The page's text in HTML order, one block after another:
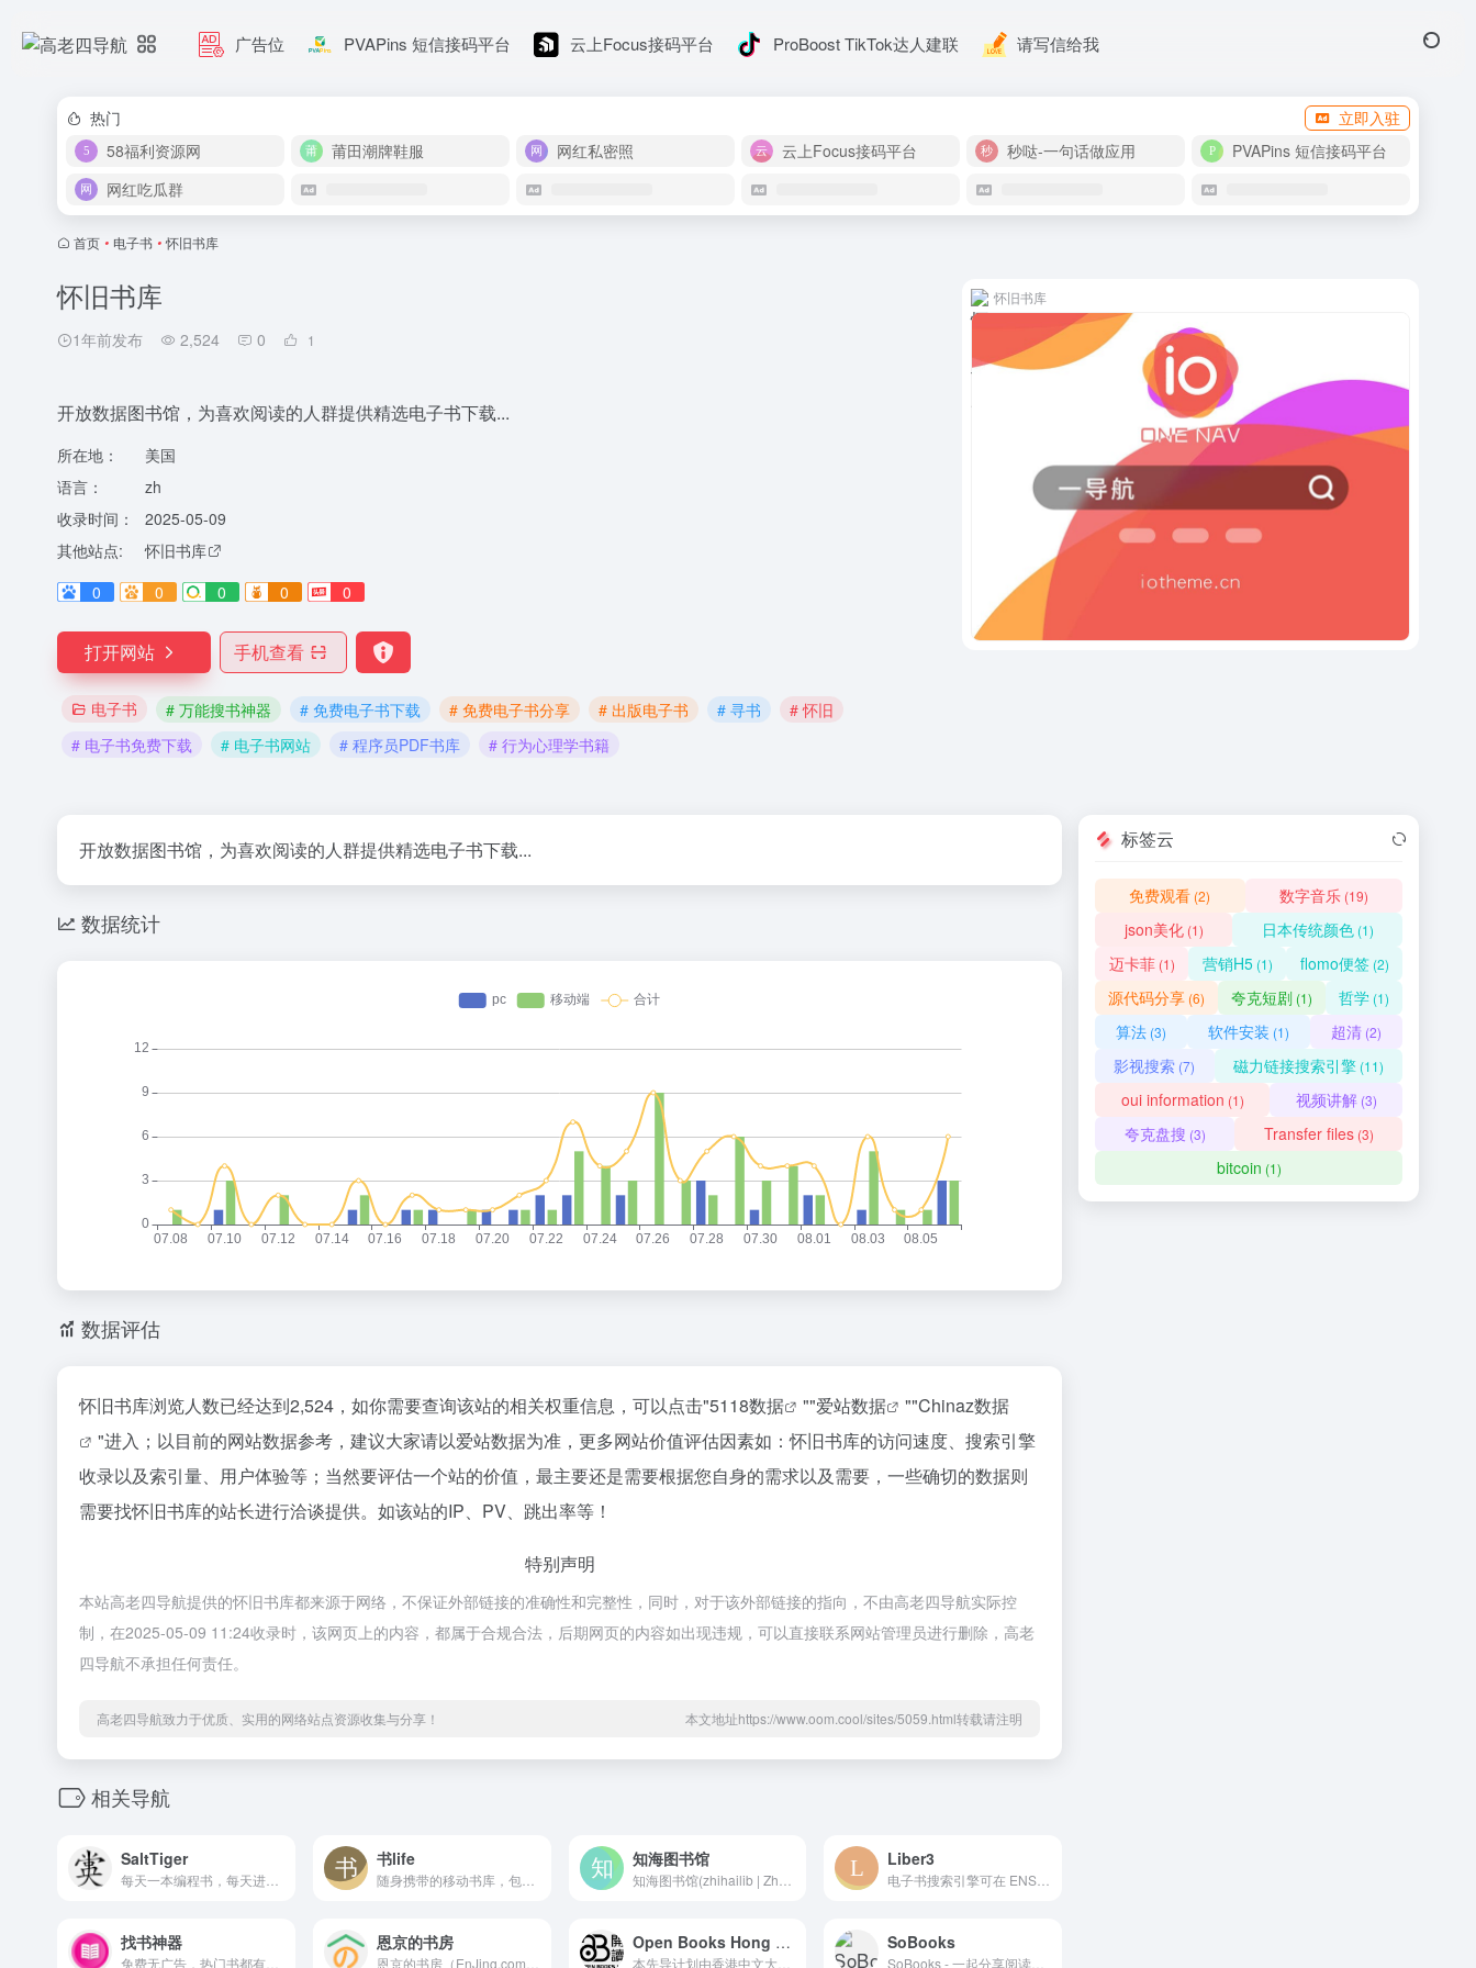
广告位 PVAPins 短信接码平台 云上Focus接码平台 ProBoost TikTok达人建联 请写信给我
热门
立即入驻
58福利资源网
莆田潮牌鞋服 网红私密照 云上Focus接码平台 秒哒-一句话做应用
PVAPins 短信接码平台
网红吃瓜群
首页 • 电子书 • 怀旧书库
怀旧书库
1年前发布 2,524 0 1
开放数据图书馆，为喜欢阅读的人群提供精选电子书下载...
所在地：
美国
语言：
zh
收录时间：
2025-05-09
其他站点:
怀旧书库
0
0 0 0 0
打开网站 手机查看
电子书 # 万能搜书神器 # 免费电子书下载 # 免费电子书分享 # 出版电子书 # 寻书
# 怀旧
# 电子书免费下载
# 电子书网站 # 程序员PDF书库 # 行为心理学书籍
怀旧书库
开放数据图书馆，为喜欢阅读的人群提供精选电子书下载...
数据统计
数据评估
怀旧书库浏览人数已经达到2,524，如你需要查询该站的相关权重信息，可以点击"5118数据 ""爱站数据 ""Chinaz数据
"进入；以目前的网站数据参考，建议大家请以爱站数据为准，更多网站价值评估因素如：怀旧书库的访问速度、搜索引擎
收录以及索引量、用户体验等；当然要评估一个站的价值，最主要还是需要根据您自身的需求以及需要，一些确切的数据则
需要找怀旧书库的站长进行洽谈提供。如该站的IP、PV、跳出率等！
特别声明
本站高老四导航提供的怀旧书库都来源于网络，不保证外部链接的准确性和完整性，同时，对于该外部链接的指向，不由高老四导航实际控
制，在2025-05-09 11:24收录时，该网页上的内容，都属于合规合法，后期网页的内容如出现违规，可以直接联系网站管理员进行删除，高老
四导航不承担任何责任。
高老四导航致力于优质、实用的网络站点资源收集与分享！ 本文地址https://www.oom.cool/sites/5059.html转载请注明
相关导航
SaltTiger 书life
随身携带的移动书库，包含6万本电子书，可在线阅读，下载，同步kindle设备。多设备同步读书记录，跨平台。支持全文搜索，快速找到内容。通过收藏、阅读列表、想读对图书可分组。
知海图书馆 Liber3
找书神器 恩京的书房 Open Books Hong Kong SoBooks
标签云
免费观看 (2) 数字音乐(19)
json美化(1) 日本传统颜色(1)
迈卡菲(1) 营销H5(1) flomo便签(2)
源代码分享 (6) 夸克短剧 (1) 哲学 (1)
算法 (3) 软件安装 (1) 超清 (2)
影视搜索 (7) 磁力链接搜索引擎(11)
oui information (1) 视频讲解(3)
夸克盘搜 (3) Transfer files(3)
bitcoin (1)